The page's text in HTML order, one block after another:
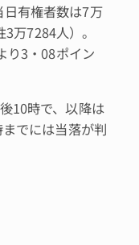
有権者数は7万
万7284人）。
り3・08ポイン
10時で、以降は
でには当落が判